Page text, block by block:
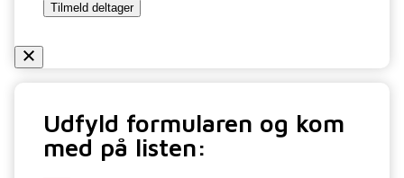
Tilmeld deltager
Udfyld formularen og kom
med på listen: